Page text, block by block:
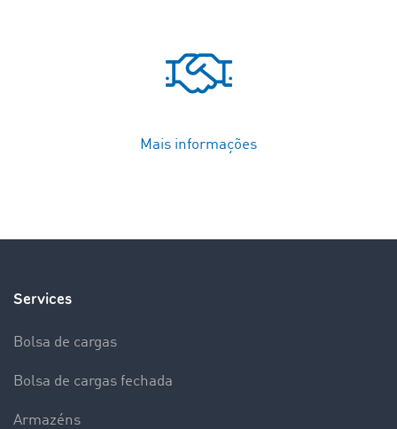
Mais informações
Services
Bolsa de cargas
Bolsa de cargas fechada
Armazéns